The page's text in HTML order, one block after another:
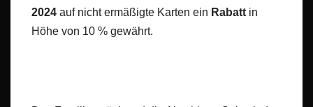
2024 auf nicht ermäßigte Karten ein Rabatt in
Höhe von 10 % gewährt.